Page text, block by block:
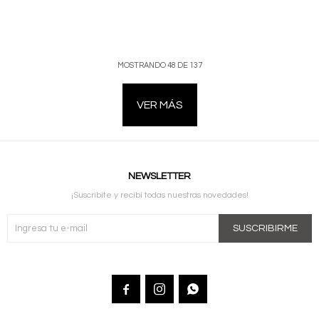
MOSTRANDO48 DE 137
VER MÁS
NEWSLETTER
¡Suscribite y recibí todas nuestras novedades!
SUSCRIBIRME
  